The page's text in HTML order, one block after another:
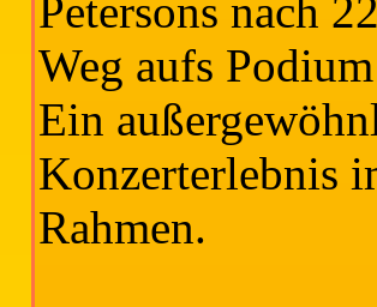
Petersons nach
Weg aufs
Ein
Konzerterlebnis
Rahmen.